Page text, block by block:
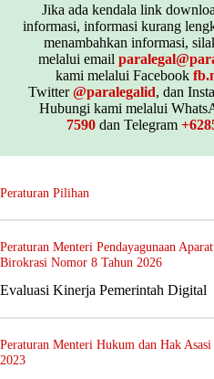
Jika ada kendala link
informasi, informasi kurang
menambahkan informasi,
melalui email
kami melalui Facebook
Twitter@paralegalid, dan
Hubungi kami melalui
7590dan Telegram
Peraturan Pilihan
Peraturan Menteri Pendayagunaan
Birokrasi Nomor 8 Tahun 2026
Evaluasi Kinerja Pemerintah Digital
Peraturan Menteri Hukum dan Hak
2023